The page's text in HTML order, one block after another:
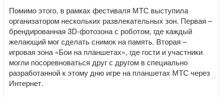
Помимо этого, в рамках фестиваля МТС выступила
организатором нескольких развлекательных зон. Первая –
брендированная 3D-фотозона с роботом, где каждый
желающий мог сделать снимок на память. Вторая –
игровая зона «Бои на планшетах», где гости и участники
могли посоревноваться друг с другом в специально
разработанной к этому дню игре на планшетах МТС через
Интернет.